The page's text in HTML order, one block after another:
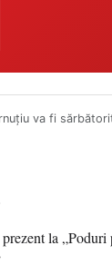
va fi